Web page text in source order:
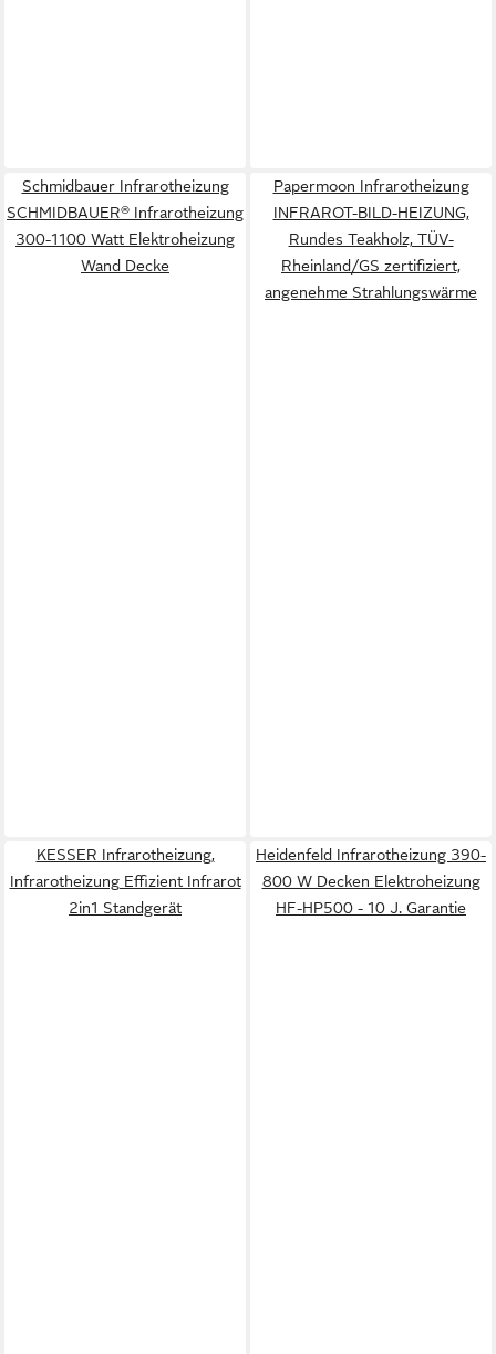
Schmidbauer Infrarotheizung
SCHMIDBAUER® Infrarotheizung
300-1100 Watt Elektroheizung
Wand Decke
Papermoon Infrarotheizung
INFRAROT-BILD-HEIZUNG,
Rundes Teakholz, TÜV-
Rheinland/GS zertifiziert,
angenehme Strahlungswärme
KESSER Infrarotheizung,
Infrarotheizung Effizient Infrarot
2in1 Standgerät
Heidenfeld Infrarotheizung 390-
800 W Decken Elektroheizung
HF-HP500 - 10 J. Garantie